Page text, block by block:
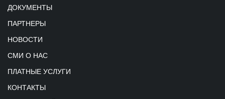
ДОКУМЕНТЫ
ПАРТНЕРЫ
НОВОСТИ
СМИ О НАС
ПЛАТНЫЕ УСЛУГИ
КОНТАКТЫ